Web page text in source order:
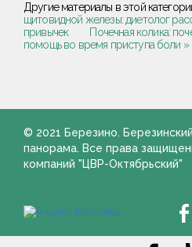
Другие материалы в этой
щитовидной железы: диетолог
привычек
Почечная колика:
помощь во время приступа боли »
© 2021 Березино.
панорама. Все права
компаний "ЦВР-Октябрьский"